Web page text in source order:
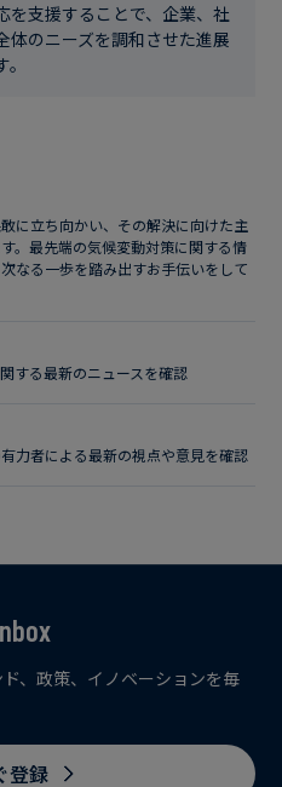
ナ
ン
を支援することで、企業、社
体のニーズを調和させた進展
に立ち向かい、その解決に向けた主
。最先端の気候変動対策に関する情
なる一歩を踏み出すお手伝いをして
する最新のニュースを確認
力者による最新の視点や意見を確認
、政策、イノベーションを毎
登録